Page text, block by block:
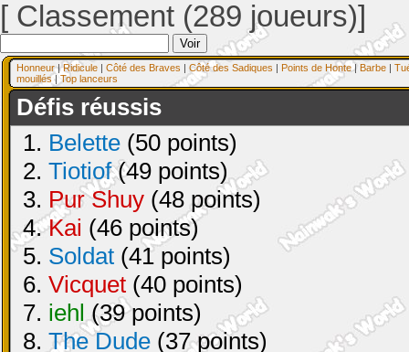
[ Classement (289 joueurs)]
Honneur|Ridicule | Côté des Braves | Côté des Sadiques | Points de Honte| Barbe |
mouillés| Top lanceurs
Défis réussis
1. Belette (50 points)
2. Tiotiof(49 points)
3. Pur Shuy (48 points)
4.Kai (46 points)
5. Soldat (41 points)
6. Vicquet (40 points)
7. iehl(39 points)
8. The Dude (37 points)